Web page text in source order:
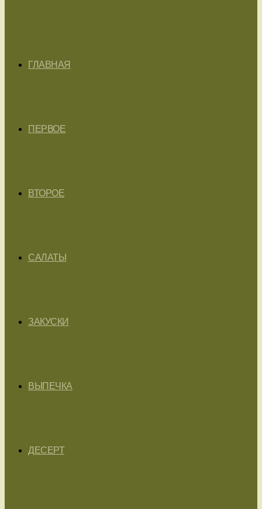
ГЛАВНАЯ
ПЕРВОЕ
ВТОРОЕ
САЛАТЫ
ЗАКУСКИ
ВЫПЕЧКА
ДЕСЕРТ